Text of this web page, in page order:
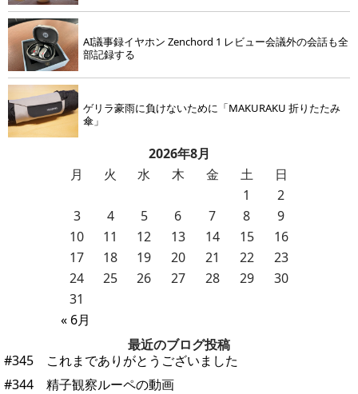
AI議事録イヤホン Zenchord 1 レビュー会議外の会話も全
部記録する
ゲリラ豪雨に負けないために「MAKURAKU 折りたたみ
傘」
2026年8月
月
火 水 木 金 土 日
« 6月
1
2
3
4 5 6 7 8
9
10
11 12 13 14 15
16
17
18 19 20 21 22
23
24
25 26 27 28 29
30
31
最近のブログ投稿
#345 これまでありがとうございました
#344 精子観察ルーペの動画